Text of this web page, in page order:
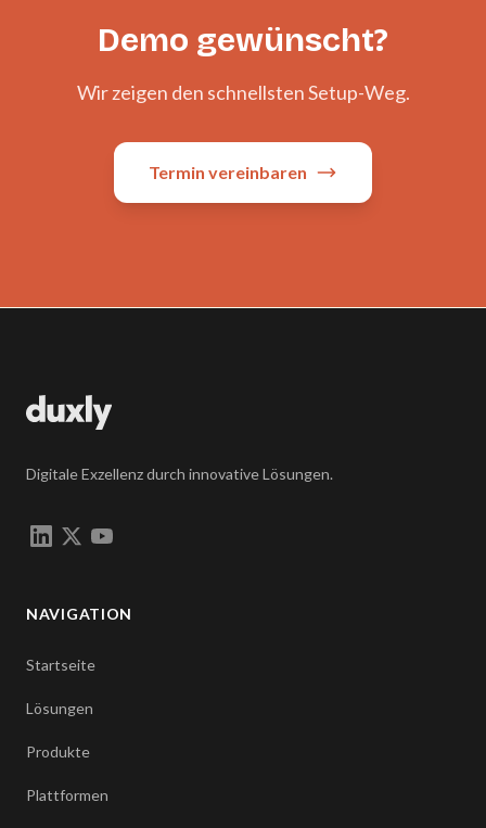
Demo gewünscht?
Wir zeigen den schnellsten Setup-Weg.
Termin vereinbaren
Digitale Exzellenz durch innovative Lösungen.
NAVIGATION
Startseite
Lösungen
Produkte
Plattformen